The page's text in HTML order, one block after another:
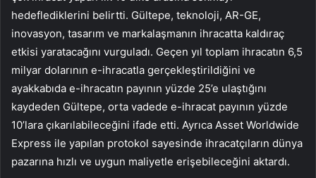
hedeflediklerini belirtti. Gültepe, teknoloji, AR-GE,
inovasyon, tasarım ve markalaşmanın ihracatta kaldıraç
etkisi yaratacağını vurguladı. Geçen yıl toplam ihracatın 6,5
milyar dolarının e-ihracatla gerçekleştirildiğini ve
ayakkabıda e-ihracatın payının yüzde 25’e ulaştığını
kaydeden Gültepe, orta vadede e-ihracat payının yüzde
10’lara çıkarılabileceğini ifade etti. Ayrıca Asset Worldwide
Express ile yapılan protokol sayesinde ihracatçıların dünya
pazarına hızlı ve uygun maliyetle erişebileceğini aktardı.